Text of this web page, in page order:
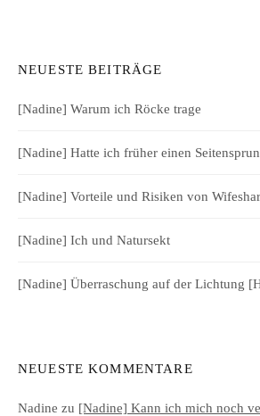
NEUESTE BEITRÄGE
[Nadine] Warum ich Röcke trage
[Nadine] Hatte ich früher einen
[Nadine] Vorteile und Risiken von
[Nadine] Ich und Natursekt
[Nadine] Überraschung auf der Lichtung
NEUESTE KOMMENTARE
Nadine zu [Nadine] Kann ich mich noch